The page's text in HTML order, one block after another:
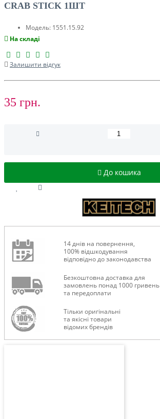
CRAB STICK 1ШТ
Модель: 1551.15.92
На складі
Залишити відгук
35 грн.
До кошика
14 днів на повернення,
100% відшкодування
відповідно до законодавства
Безкоштовна доставка для
замовлень понад 1000 гривень
та передоплати
Тільки оригінальні
та якісні товари
відомих брендів